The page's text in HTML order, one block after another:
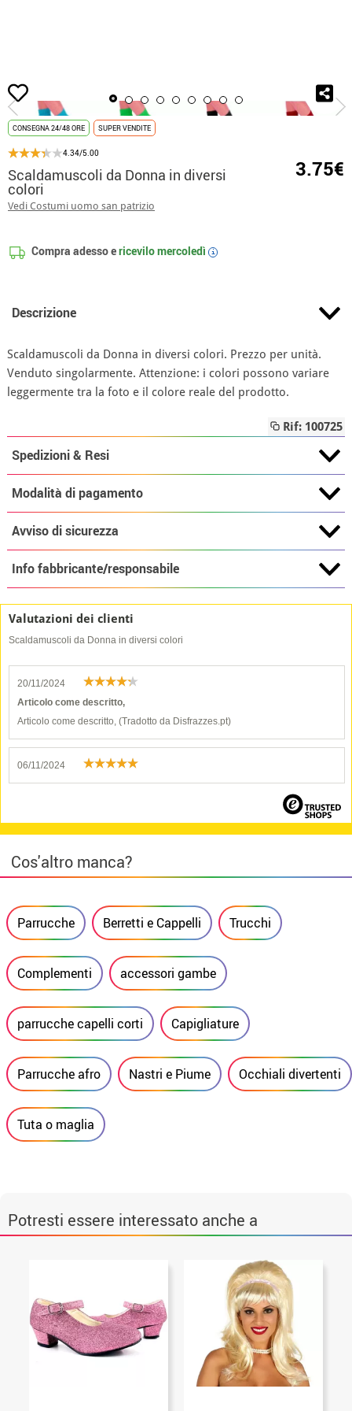
Inizio Scaldamuscoli da Donna in diversi
CONSEGNA 24/48 ORE SUPER VENDITE
4.34/5.00
Scaldamuscoli da Donna in diversi
colori
Vedi Costumi uomo san patrizio
3.75€
Compra adesso ericevilomercoledì i
Descrizione
Scaldamuscoli da Donna in diversi colori. Prezzo per unità.
Venduto singolarmente. Attenzione: i colori possono variare
leggermente tra la foto e il colore reale del prodotto.
Rif: 100725
Spedizioni & Resi
Modalità di pagamento
Avviso di sicurezza
Info fabbricante/responsabile
Valutazioni dei clienti
Scaldamuscoli da Donna in diversi colori
20/11/2024
Articolo come descritto,
Articolo come descritto, (Tradotto da Disfrazzes.pt)
06/11/2024
Cos'altro manca?
Parrucche Berretti e Cappelli Trucchi
Complementi accessori gambe
parrucche capelli corti Capigliature
Parrucche afro Nastri e Piume Occhiali divertenti
Tuta o maglia
Potresti essere interessato anche a